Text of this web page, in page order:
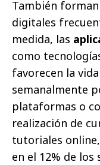
También
digitales
medida, las
como
favorecen la
semanalmente
plataformas o
realización de
tutoriales
en el 12% de